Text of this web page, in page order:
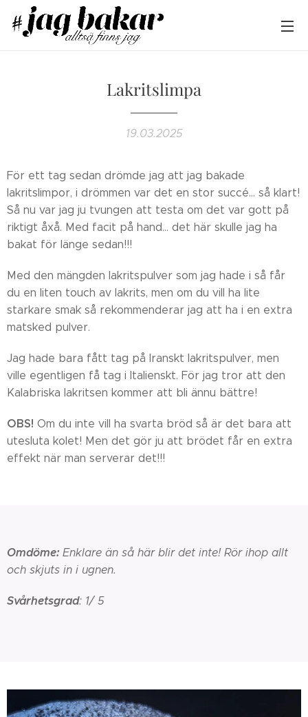
Lakritslimpa
19.03.2025
För ett tag sedan drömde jag att jag bakade
lakritslimpor, i drömmen var det en stor succé... så klart!
Så nu var jag ju tvungen att testa om det var gott på
riktigt åxå. Med facit på hand... det här skulle jag ha
bakat för länge sedan!!!
Med den mängden lakritspulver som jag hade i så får
du en liten touch av lakrits, men om du vill ha lite
starkare smak så rekommenderar jag att ha i en extra
matsked pulver.
Jag hade bara fått tag på Iranskt lakritspulver, men
ville egentligen få tag i Italienskt. För jag tror att den
Kalabriska lakritsen kommer att bli ännu bättre!
OBS! Om du inte vill ha svarta bröd så är det bara att
utesluta kolet! Men det gör ju att brödet får en extra
effekt när man serverar det!!!
Omdöme: Enklare än så här blir det inte! Rör ihop allt
och skjuts in i ugnen.
Svårhetsgrad: 1/ 5